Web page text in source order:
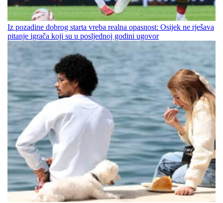
Iz pozadine dobrog starta vreba realna opasnost: Osijek ne rješava
pitanje igrača koji su u posljednoj godini ugovor